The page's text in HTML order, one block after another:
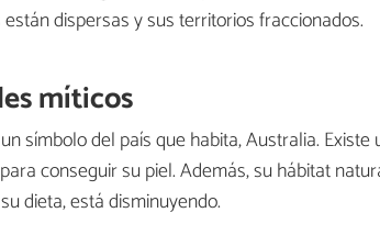
dispersas y sus territorios fraccionados.
míticos
símbolo del país que habita, Australia.
conseguir su piel. Además, su hábitat
dieta, está disminuyendo.